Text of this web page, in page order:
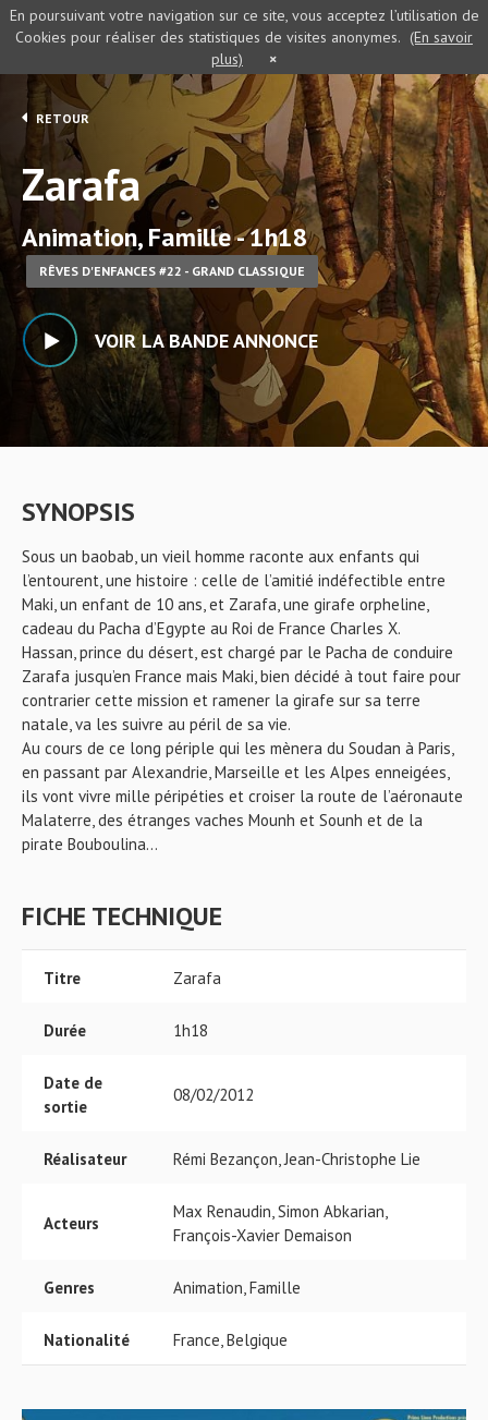
RETOUR
Zarafa
Animation, Famille - 1h18
RÊVES D'ENFANCES #22 - GRAND CLASSIQUE
VOIR LA BANDE ANNONCE
SYNOPSIS
Sous un baobab, un vieil homme raconte aux enfants qui
l’entourent, une histoire : celle de l’amitié indéfectible entre
Maki, un enfant de 10 ans, et Zarafa, une girafe orpheline,
cadeau du Pacha d’Egypte au Roi de France Charles X.
Hassan, prince du désert, est chargé par le Pacha de conduire
Zarafa jusqu’en France mais Maki, bien décidé à tout faire pour
contrarier cette mission et ramener la girafe sur sa terre
natale, va les suivre au péril de sa vie.
Au cours de ce long périple qui les mènera du Soudan à Paris,
en passant par Alexandrie, Marseille et les Alpes enneigées,
ils vont vivre mille péripéties et croiser la route de l’aéronaute
Malaterre, des étranges vaches Mounh et Sounh et de la
pirate Bouboulina…
FICHE TECHNIQUE
Titre Zarafa
Durée 1h18
Date de
sortie
08/02/2012
Réalisateur Rémi Bezançon, Jean-Christophe Lie
Acteurs
Max Renaudin, Simon Abkarian,
François-Xavier Demaison
Genres Animation, Famille
Nationalité France, Belgique
En poursuivant votre navigation sur ce site, vous acceptez l’utilisation de
Cookies pour réaliser des statistiques de visites anonymes. (En savoir
plus)
×